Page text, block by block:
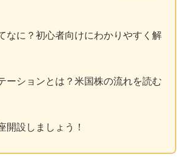
なに？初心者向けにわかりやすく解
ーションとは？米国株の流れを読む
開設しましょう！